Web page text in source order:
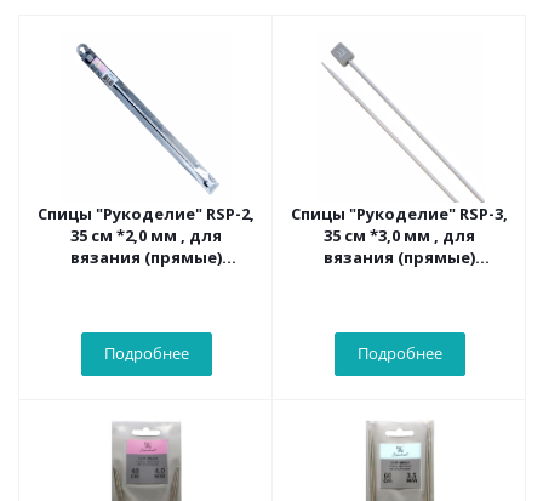
Спицы "Рукоделие" RSP-2,
35 см *2,0 мм , для
вязания (прямые)
Подробнее
Спицы "Рукоделие" RSP-3,
35 см *3,0 мм , для
вязания (прямые)
Подробнее